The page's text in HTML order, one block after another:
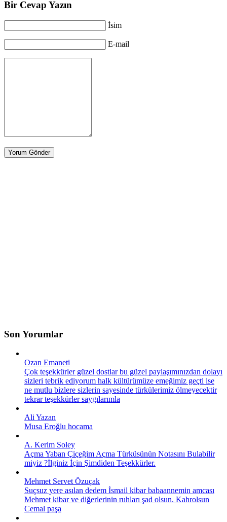
Bir Cevap Yazın
İsim
E-mail
Son Yorumlar
Ozan Emaneti
Çok teşekkürler güzel dostlar bu güzel paylaşımınızdan dolayı
sizleri tebrik ediyorum halk kültürümüze emeğimiz geçti ise
ne mutlu bizlere sizlerin sayesinde türkülerimiz ölmeyecektir
tekrar teşekkürler saygılarımla
Ali Yazan
Musa Eroğlu hocama
A. Kerim Soley
Açma Yaban Çiçeğim Açma Türküsünün Notasını Bulabilir
miyiz ?İlginiz İçin Şimdiden Teşekkürler.
Mehmet Servet Özuçak
Suçsuz yere asılan dedem İsmail kibar babaannemin amcası
Mehmet kibar ve diğerlerinin ruhları şad olsun. Kahrolsun
Cemal paşa